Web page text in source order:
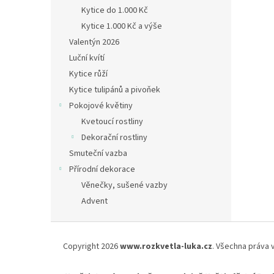
Kytice do 1.000 Kč
Kytice 1.000 Kč a výše
Valentýn 2026
Luční kvítí
Kytice růží
Kytice tulipánů a pivoňek
Pokojové květiny
Kvetoucí rostliny
Dekorační rostliny
Smuteční vazba
Přírodní dekorace
Věnečky, sušené vazby
Advent
Copyright 2026www.rozkvetla-luka.cz. Všechna práva